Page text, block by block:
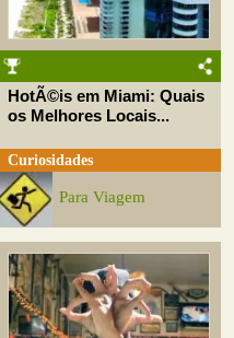
HotÃ©is em Miami: Quais
os Melhores Locais...
Curiosidades
Para Viagem